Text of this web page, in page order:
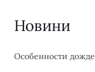
Новини
Особенности